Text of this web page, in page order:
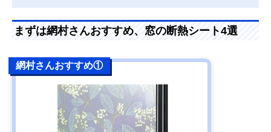
まずは網村さんおすすめ、窓の断熱シート4選
網村さんおすすめ①